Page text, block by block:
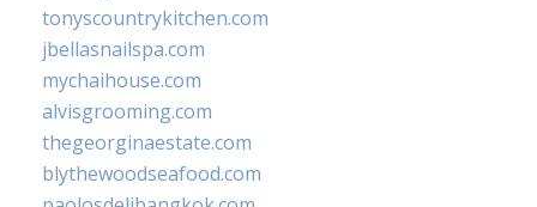
tonyscountrykitchen.com
jbellasnailspa.com
mychaihouse.com
alvisgrooming.com
thegeorginaestate.com
blythewoodseafood.com